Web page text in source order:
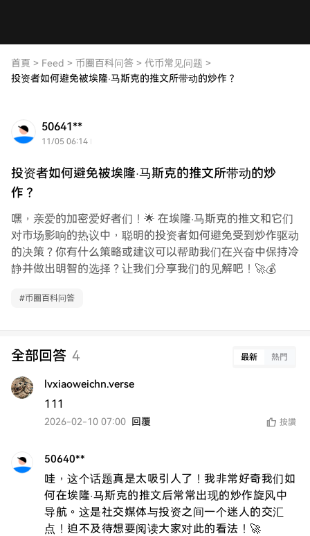
首頁 > Feed > 币圈百科问答 > 代币常见问题 >
投资者如何避免被埃隆·马斯克的推文所带动的炒作？
50641**
11/05 06:14
投资者如何避免被埃隆·马斯克的推文所带动的炒
作？
嘿，亲爱的加密爱好者们！🌟 在埃隆·马斯克的推文和它们
对市场影响的热议中，聪明的投资者如何避免受到炒作驱动
的决策？你有什么策略或建议可以帮助我们在兴奋中保持冷
静并做出明智的选择？让我们分享我们的见解吧！🚀💰
#币圈百科问答
全部回答 4 最新 熱門
lvxiaoweichn.verse
111
2026-02-10 07:00 回覆 按讚
50640**
哇，这个话题真是太吸引人了！我非常好奇我们如
何在埃隆·马斯克的推文后常常出现的炒作旋风中
导航。这是社交媒体与投资之间一个迷人的交汇
点！迫不及待想要阅读大家对此的看法！🚀